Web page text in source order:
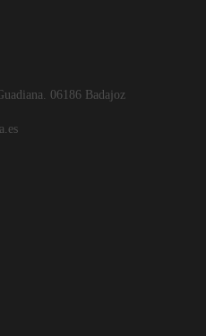
06186 Badajoz